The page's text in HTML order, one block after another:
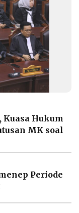
Kuasa Hukum
MK soal
Periode